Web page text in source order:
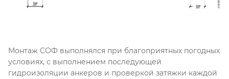
Монтаж СОФ выполнялся при благоприятных погодных
условиях, с выполнением последующей
гидроизоляции анкеров и проверкой затяжки каждой